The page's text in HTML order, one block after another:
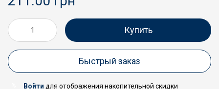
Купить
Быстрый заказ
Войти для отображения накопительной скидки